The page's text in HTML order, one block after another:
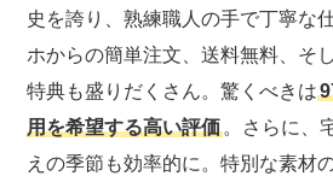
史を誇り、熟練職人の手で丁寧な
ホからの簡単注文、送料無料、そ
特典も盛りだくさん。驚くべきは
用を希望する高い評価 。さらに、
えの季節も効率的に。特別な素材